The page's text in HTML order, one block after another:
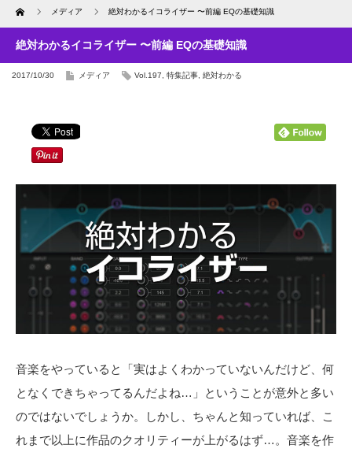
Home メディア 絶対わかるイコライザー 〜前編 EQの基礎知識
絶対わかるイコライザー 〜前編 EQの基礎知識
2017/10/30 メディア Vol.197 特集記事 絶対わかる
音楽をやっていると「実はよくわかっていないんだけど、何
となくできちゃってるんだよね…」ということが意外と多い
のではないでしょうか。しかし、ちゃんと知っていれば、こ
れまで以上に作品のクオリティーが上がるはず…。音楽を作